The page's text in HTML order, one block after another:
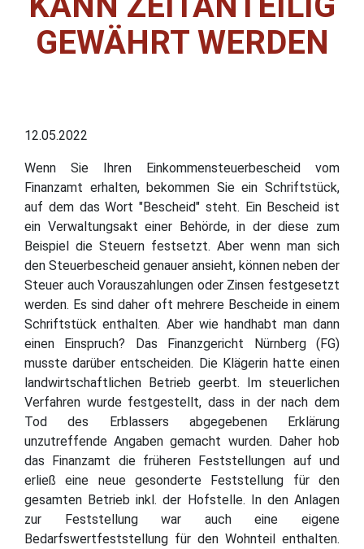
GEWÄHRT WERDEN
12.05.2022
Wenn Sie Ihren Einkommensteuerbescheid vom
Finanzamt erhalten, bekommen Sie ein Schriftstück,
auf dem das Wort "Bescheid" steht. Ein Bescheid ist
ein Verwaltungsakt einer Behörde, in der diese zum
Beispiel die Steuern festsetzt. Aber wenn man sich
den Steuerbescheid genauer ansieht, können neben der
Steuer auch Vorauszahlungen oder Zinsen festgesetzt
werden. Es sind daher oft mehrere Bescheide in einem
Schriftstück enthalten. Aber wie handhabt man dann
einen Einspruch? Das Finanzgericht Nürnberg (FG)
musste darüber entscheiden. Die Klägerin hatte einen
landwirtschaftlichen Betrieb geerbt. Im steuerlichen
Verfahren wurde festgestellt, dass in der nach dem
Tod des Erblassers abgegebenen Erklärung
unzutreffende Angaben gemacht wurden. Daher hob
das Finanzamt die früheren Feststellungen auf und
erließ eine neue gesonderte Feststellung für den
gesamten Betrieb inkl. der Hofstelle. In den Anlagen
zur Feststellung war auch eine eigene
Bedarfswertfeststellung für den Wohnteil enthalten.